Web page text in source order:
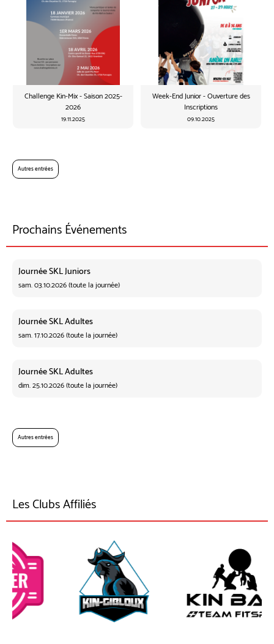
Challenge Kin-Mix - Saison 2025-
2026
19.11.2025
Week-End Junior - Ouverture des
Inscriptions
09.10.2025
Autres entrées
Prochains Événements
Journée SKL Juniors
sam. 03.10.2026 (toute la journée)
Journée SKL Adultes
sam. 17.10.2026 (toute la journée)
Journée SKL Adultes
dim. 25.10.2026 (toute la journée)
Autres entrées
Les Clubs Affiliés